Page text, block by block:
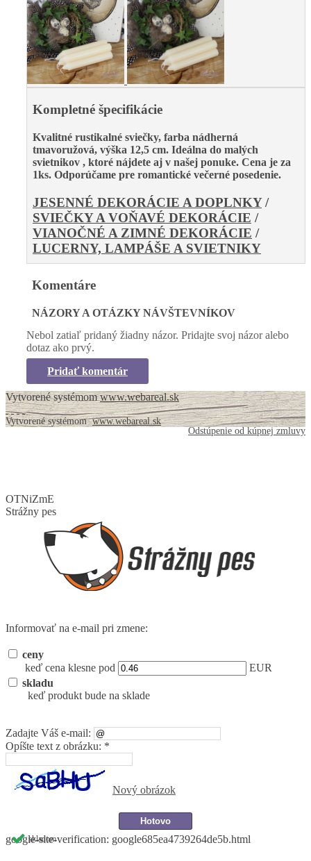
skladom
Kompletné špecifikácie
Kvalitné rustikalné sviečky, farba nádherná
tmavoružová, výška 12,5 cm. Ideálna do malých
svietnikov , ktoré nájdete aj v našej ponuke. Cena je za
1ks. Odporúčame pre romantické večerné posedenie.
JESENNÉ DEKORÁCIE A DOPLNKY/
SVIEČKY A VOŇAVÉ DEKORÁCIE /
VIANOČNÉ A ZIMNÉ DEKORÁCIE /
LUCERNY, LAMPÁŠE A SVIETNIKY
Komentáre
NÁZORY A OTÁZKY NÁVŠTEVNÍKOV
Nebol zatiaľ pridaný žiadny názor. Pridajte svoj názor alebo
dotaz ako prvý.
Pridať komentár
Vytvorené systémomwww.webareal.sk
Vytvorené systémom www.webareal.sk
Odstúpenie od kúpnej zmluvy
OTNiZmE
Strážny pes
Informovať na e-mail pri zmene:
ceny
keď cena klesne pod
EUR
skladu
keď produkt bude na sklade
Zadajte Váš e-mail:
Opíšte text z obrázku: *
Nový obrázok
google-site-verification: google685ea4739264de5b.html